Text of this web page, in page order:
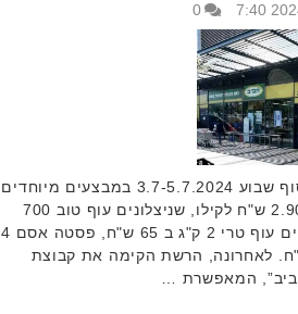
0
רשת חביב סוגרת את הסוף שבוע 3.7-5.7.2024 במבצעים מיוחדים.
לדוגמא: מלון/אבטיח ב 2.90 ש"ח לקילו, שניצלונים עוף טוב 700
גרם ב 12.90 ש"ח, *שוקיים עוף טרי 2 ק"ג ב 65 ש"ח, פסטה אסם 4
500 גרם ב 20 ש"ח. לאחרונה, הרשת הקימה את קבוצת
המאפשרת …